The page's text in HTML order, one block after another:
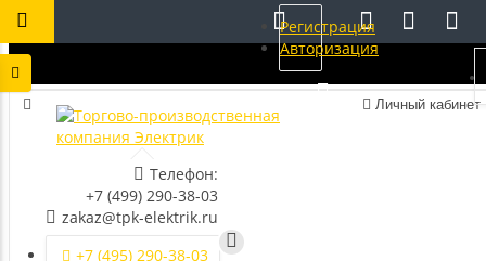
Личный кабинет
Телефон:
+7 (499) 290-38-03
zakaz@tpk-elektrik.ru
+7 (495) 290-38-03
Регистрация
Авторизация